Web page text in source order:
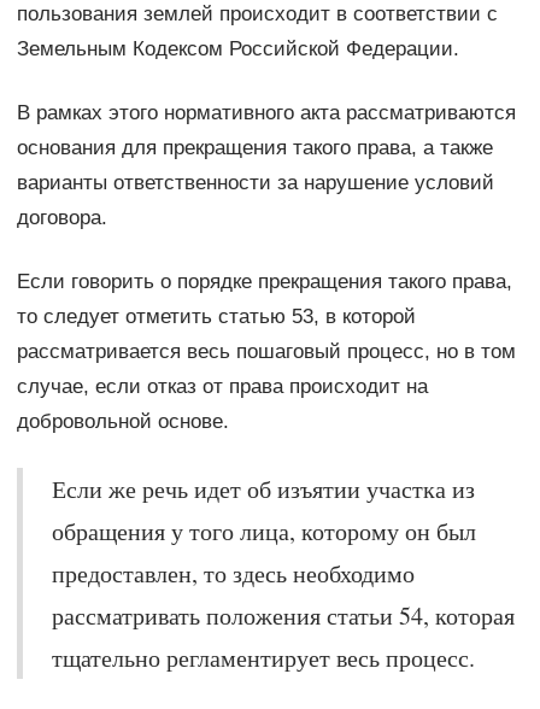
пользования землей происходит в соответствии с
Земельным Кодексом Российской Федерации.
В рамках этого нормативного акта рассматриваются
основания для прекращения такого права, а также
варианты ответственности за нарушение условий
договора.
Если говорить о порядке прекращения такого права,
то следует отметить статью 53, в которой
рассматривается весь пошаговый процесс, но в том
случае, если отказ от права происходит на
добровольной основе.
Если же речь идет об изъятии участка из
обращения у того лица, которому он был
предоставлен, то здесь необходимо
рассматривать положения статьи 54, которая
тщательно регламентирует весь процесс.